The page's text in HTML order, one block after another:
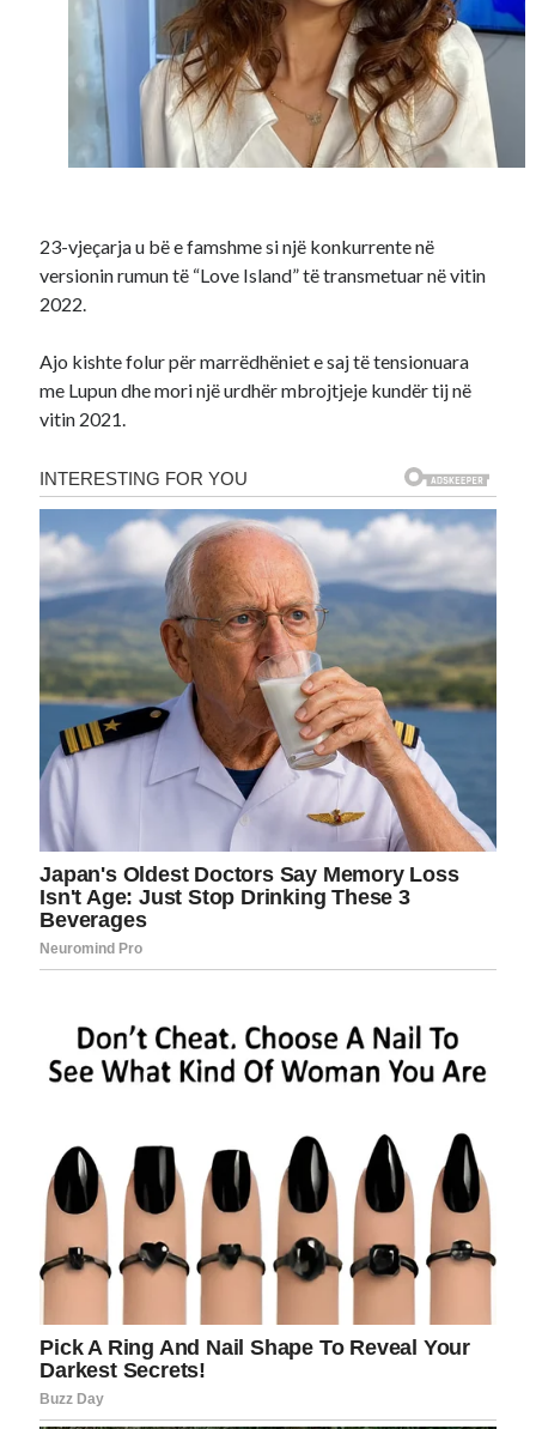
23-vjeçarja u bë e famshme si një konkurrente në
versionin rumun të “Love Island” të transmetuar në vitin
2022.
Ajo kishte folur për marrëdhëniet e saj të tensionuara
me Lupun dhe mori një urdhër mbrojtjeje kundër tij në
vitin 2021.